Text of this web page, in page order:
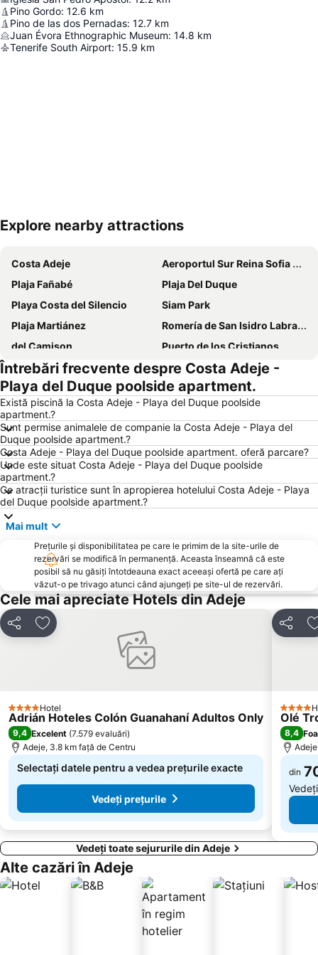
Pino Gordo: 12.6 km
Pino de las dos Pernadas: 12.7 km
Juan Évora Ethnographic Museum: 14.8 km
Tenerife South Airport: 15.9 km
Explore nearby attractions
Costa Adeje
Aeroportul Sur Reina Sofia din Tenerife
Plaja Fañabé
Plaja Del Duque
Playa Costa del Silencio
Siam Park
Plaja Martiánez
Romería de San Isidro Labrador
del Camison
Puerto de los Cristianos
Tenerife Pearl
Portul Pesquero
Centro Comercial Vista Sur
Teide National Park
Întrebări frecvente despre Costa Adeje -
Playa del Duque poolside apartment.
Există piscină la Costa Adeje - Playa del Duque poolside
apartment.?
Sunt permise animalele de companie la Costa Adeje - Playa del
Duque poolside apartment.?
Costa Adeje - Playa del Duque poolside apartment. oferă parcare?
Unde este situat Costa Adeje - Playa del Duque poolside
apartment.?
Ce atracții turistice sunt în apropierea hotelului Costa Adeje - Playa
del Duque poolside apartment.?
Mai mult
Prețurile și disponibilitatea pe care le primim de la site-urile de
rezervări se modifică în permanență. Aceasta înseamnă că este
posibil să nu găsiți întotdeauna exact aceeași ofertă pe care ați
văzut-o pe trivago atunci când ajungeți pe site-ul de rezervări.
Cele mai apreciate Hotels din Adeje
DistribuițiAdăugaţi la favorite
4 SteleHotel
Adrián Hoteles Colón Guanahaní Adultos Only
9,4 Excelent (7.579 evaluări)
Adeje, 3.8 km faţă de Centru
Selectați datele pentru a vedea prețurile exacte
Vedeți prețurile
4 Stele
Olé
8,4
din
Vedeți toate sejururile din Adeje
Alte cazări în Adeje